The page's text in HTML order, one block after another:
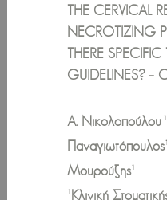
THE CERVICAL
NECROTIZING
THERE
GUIDELINES? –
Α. Νικολοπούλου 1
Παναγιωτόπουλος1
Μουρούζης1
1Κλινική